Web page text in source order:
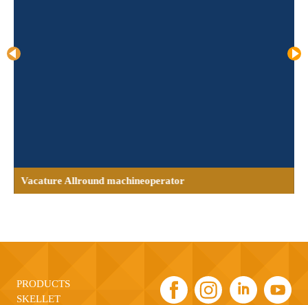
Vacature Allround machineoperator
PRODUCTS
SKELLET